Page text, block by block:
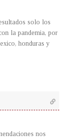
solo los
la pandemia, por
honduras y
nos